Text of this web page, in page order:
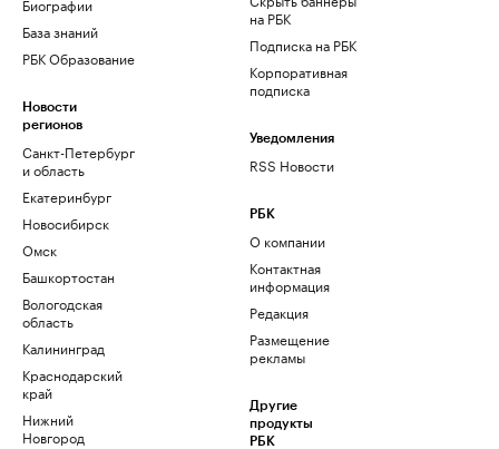
База знаний
РБК Образование
Новости
регионов
Санкт-Петербург
и область
Екатеринбург
Новосибирск
Омск
Башкортостан
Вологодская
область
Калининград
Краснодарский
край
Нижний
Новгород
на РБК
Подписка на РБК
Корпоративная
подписка
Уведомления
RSS Новости
РБК
О компании
Контактная
информация
Редакция
Размещение
рекламы
Другие
продукты
РБК